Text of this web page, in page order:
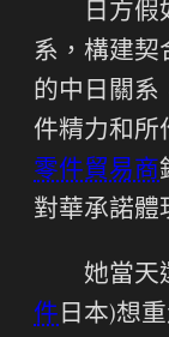
日方假
系，構建契
的中日關系
件精力和所
零件貿易商
對華承諾體
她當天
件 日本)想